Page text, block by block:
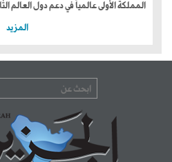
المملكة الأولى عالمياً في دعم دول العالم
المزيد